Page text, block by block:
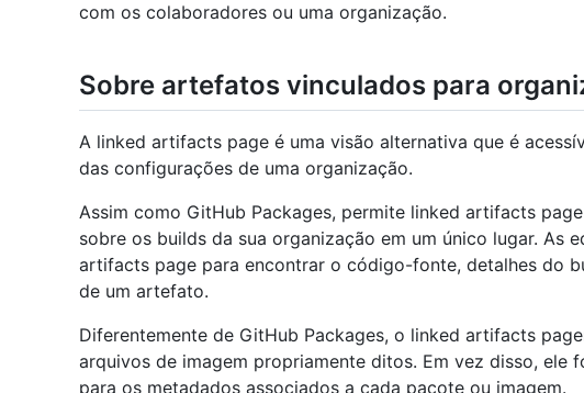
com os colaboradores ou uma organização.
Sobre artefatos vinculados para
A linked artifacts page é uma visão alternativa que é
das configurações de uma organização.
Assim como GitHub Packages, permite linked artifacts
sobre os builds da sua organização em um único lugar. As
artifacts page para encontrar o código-fonte, detalhes do
de um artefato.
Diferentemente de GitHub Packages, o linked artifacts page
arquivos de imagem propriamente ditos. Em vez disso, ele
para os metadados associados a cada pacote ou imagem.